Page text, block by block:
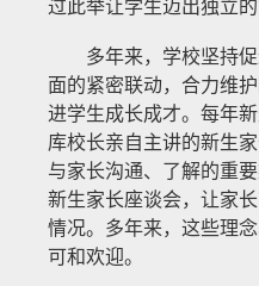
过此举让学生迈出独立的
多年来，学校坚持
面的紧密联动，合力维
进学生成长成才。每年
库校长亲自主讲的新生
与家长沟通、了解的重
新生家长座谈会，让家
情况。多年来，这些理
可和欢迎。